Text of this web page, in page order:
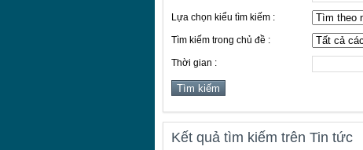
Lựa chọn kiểu tìm kiếm :
Tìm kiếm trong chủ đề :
Thời gian :
Kết quả tìm kiếm trên Tin tức